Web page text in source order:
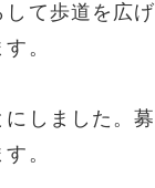
て歩道を広げ
。
しました。募
。